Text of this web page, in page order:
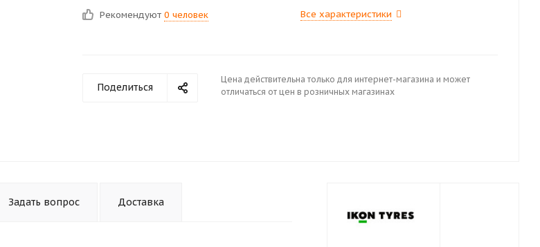
Рекомендуют 0 человек
Все характеристики
Поделиться
Цена действительна только для интернет-магазина и может
отличаться от цен в розничных магазинах
Задать вопрос Доставка